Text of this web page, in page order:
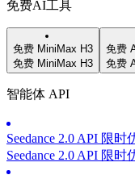
免费AI工具
免费 MiniMax H3
免费 MiniMax H3
免费
免费
智能体 API
Seedance 2.0 API 限时
Seedance 2.0 API 限时